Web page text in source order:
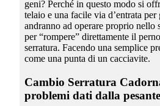
geni? Perché in questo modo si
telaio e una facile via d’entrata per
andranno ad operare proprio nello
per “rompere” direttamente il
serratura. Facendo una semplice
come una punta di un cacciavite.
Cambio Serratura
problemi dati dalla